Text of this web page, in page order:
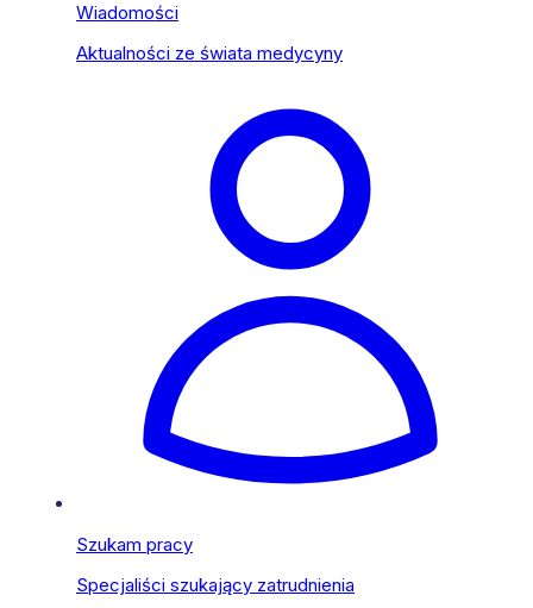
Wiadomości
Aktualności ze świata medycyny
Szukam pracy
Specjaliści szukający zatrudnienia